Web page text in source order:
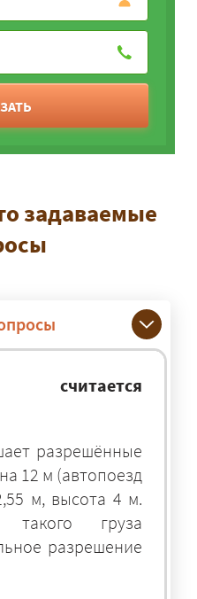
задаваемые
разрешённые
12 м (автопоезд
м, высота 4 м.
такого груза
разрешение